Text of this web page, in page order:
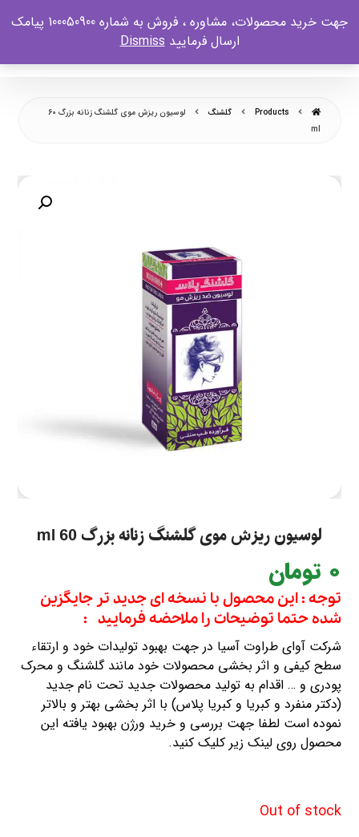
Products گلشنگ
لوسیون ریزش موی گلشنگ زنانه بزرگ 60
ml
لوسیون ریزش موی گلشنگ زنانه بزرگ 60 ml
0 تومان
توجه : این محصول با نسخه ای جدید تر جایگزین
شده حتما توضیحات را ملاحضه فرمایید :
شرکت آوای طراوت آسیا در جهت بهبود تولیدات خود و ارتقاء
سطح کیفی و اثر بخشی محصولات خود مانند گلشنگ و محرک
پودری و … اقدام به تولید محصولات جدید تحت نام جدید
(دکتر منفرد و کبریا و کبریا پلاس) با اثر بخشی بهتر و بالاتر
نموده است لطفا جهت بررسی و خرید ورژن بهبود یافته این
محصول روی لینک زیر کلیک کنید.
Out of stock
جهت خرید محصولات، مشاوره ، فروش به شماره 100050900 پیامک
ارسال فرماییدDismiss